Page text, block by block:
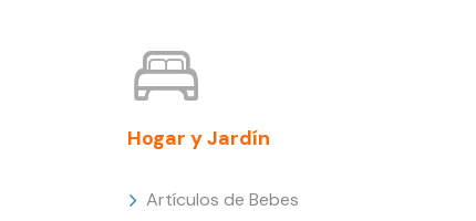
Hogar y Jardín
Artículos de Bebes